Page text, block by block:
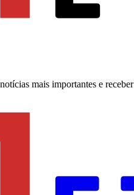
mais importantes e receber